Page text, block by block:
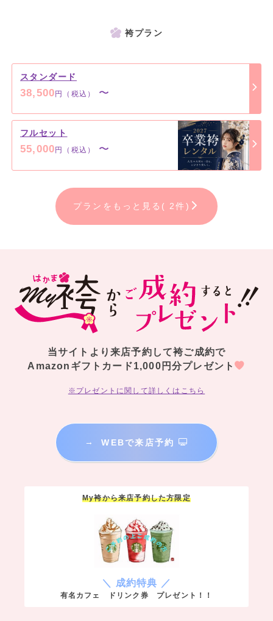
袴プラン
スタンダード
38,500円（税込） 〜
フルセット
55,000 円（税込） 〜
プランをもっと見る( 2件)
当サイトより来店予約して袴ご成約で
Amazonギフトカード1,000円分プレゼント
※プレゼントに関して詳しくはこちら
→ WEBで来店予約
My袴から来店予約した方限定
＼ 成約特典 ／
有名カフェ ドリンク券 プレゼント！！